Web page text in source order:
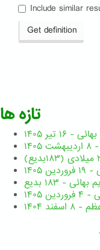
Include similar
Get definition
تازه ها
تیر ۱۴۰۵
- ۱۸۳ بدیع
۱۴۰۴